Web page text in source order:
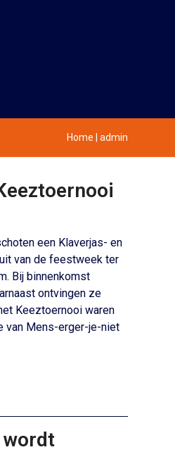
Home admin
een Klaverjas- en
van de feestweek ter
Bij binnenkomst
ontvingen ze
Keeztoernooi waren
van Mens-erger-je-niet